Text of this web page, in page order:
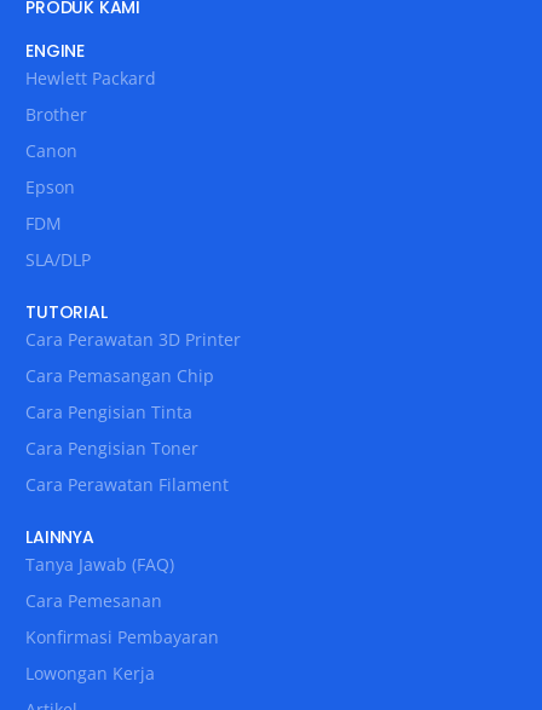
PRODUK KAMI
ENGINE
Hewlett Packard
Brother
Canon
Epson
FDM
SLA/DLP
TUTORIAL
Cara Perawatan 3D Printer
Cara Pemasangan Chip
Cara Pengisian Tinta
Cara Pengisian Toner
Cara Perawatan Filament
LAINNYA
Tanya Jawab (FAQ)
Cara Pemesanan
Konfirmasi Pembayaran
Lowongan Kerja